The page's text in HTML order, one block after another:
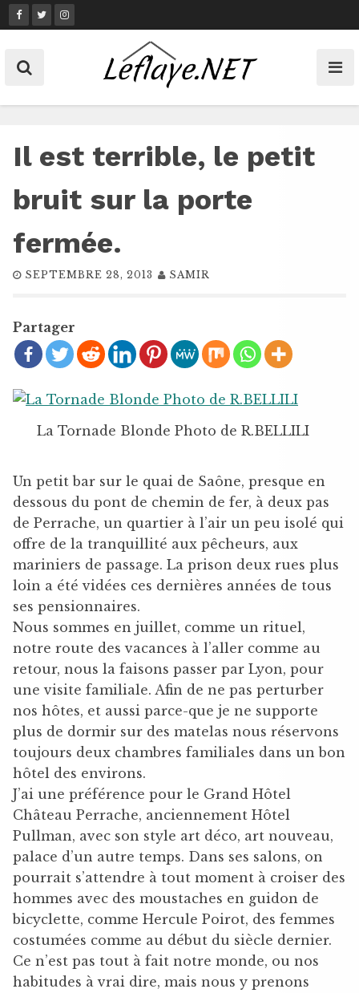
Skip
to
Il est terrible, le petit
bruit sur la porte
fermée.
SEPTEMBRE 28, 2013 SAMIR
Partager
La Tornade Blonde Photo de R.BELLILI
Un petit bar sur le quai de Saône, presque en
dessous du pont de chemin de fer, à deux pas
de Perrache, un quartier à l’air un peu isolé qui
offre de la tranquillité aux pêcheurs, aux
mariniers de passage. La prison deux rues plus
loin a été vidées ces dernières années de tous
ses pensionnaires.
Nous sommes en juillet, comme un rituel,
notre route des vacances à l’aller comme au
retour, nous la faisons passer par Lyon, pour
une visite familiale. Afin de ne pas perturber
nos hôtes, et aussi parce-que je ne supporte
plus de dormir sur des matelas nous réservons
toujours deux chambres familiales dans un bon
hôtel des environs.
J’ai une préférence pour le Grand Hôtel
Château Perrache, anciennement Hôtel
Pullman, avec son style art déco, art nouveau,
palace d’un autre temps. Dans ses salons, on
pourrait s’attendre à tout moment à croiser des
hommes avec des moustaches en guidon de
bicyclette, comme Hercule Poirot, des femmes
costumées comme au début du siècle dernier.
Ce n’est pas tout à fait notre monde, ou nos
habitudes à vrai dire, mais nous y prenons